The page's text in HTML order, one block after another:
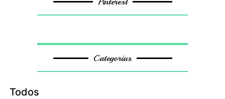
Categorias
Todos